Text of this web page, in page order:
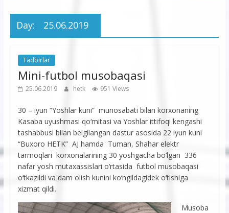
korxonasi”
Day: 25.06.2019
Tadbirlar
Mini-futbol musobaqasi
25.06.2019 hetk 951 Views
30 – iyun “Yoshlar kuni” munosabati bilan korxonaning
Kasaba uyushmasi qo‘mitasi va Yoshlar ittifoqi kengashi
tashabbusi bilan belgilangan dastur asosida 22 iyun kuni
“Buxoro HETK” AJ hamda Tuman, Shahar elektr
tarmoqlari korxonalarining 30 yoshgacha bo‘lgan 336
nafar yosh mutaxassislari o‘rtasida futbol musobaqasi
o‘tkazildi va dam olish kunini ko‘ngildagidek o‘tishiga
xizmat qildi.
Musoba